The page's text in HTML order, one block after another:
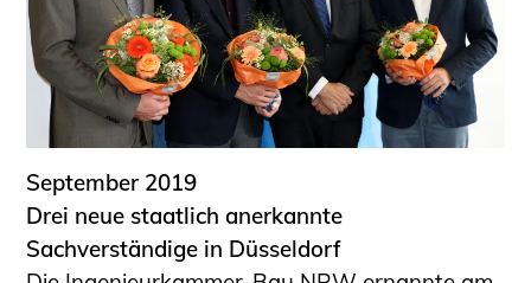
September 2019
Drei neue staatlich anerkannte
Sachverständige in Düsseldorf